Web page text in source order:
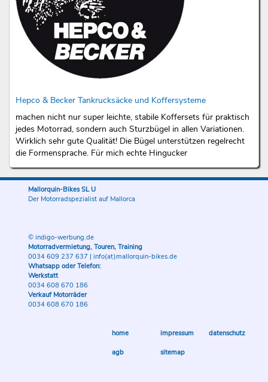
Hepco & Becker Tankrucksäcke und Koffersysteme
machen nicht nur super leichte, stabile Koffersets für praktisch
jedes Motorrad, sondern auch Sturzbügel in allen Variationen.
Wirklich sehr gute Qualität! Die Bügel unterstützen regelrecht
die Formensprache. Für mich echte Hingucker
Mallorquin-Bikes SL U
Der Motorradspezialist auf Mallorca
© indigo-werbung.de
Motorradvermietung, Touren, Training
0034 609 237 637 | info(at)mallorquin-bikes.de
Whatsapp oder Telefon:
Werkstatt
0034 608 670 186
Verkauf Motorräder
0034 608 670 186
home impressum datenschutz
agb sitemap